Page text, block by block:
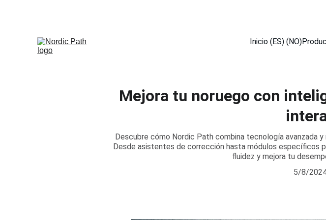
Inicio (ES) (NO)
Mejora tu noruego con
Descubre cómo Nordic Path combina tecnología avanzada
Desde asistentes de corrección hasta módulos específicos
fluidez y mejora tu
5/8/